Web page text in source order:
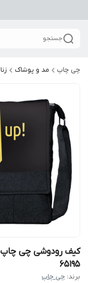
جستجو
چی چاپ مد و پوشاک
کیف رودوشی چی چاپ
65195
برند: چی چاپ